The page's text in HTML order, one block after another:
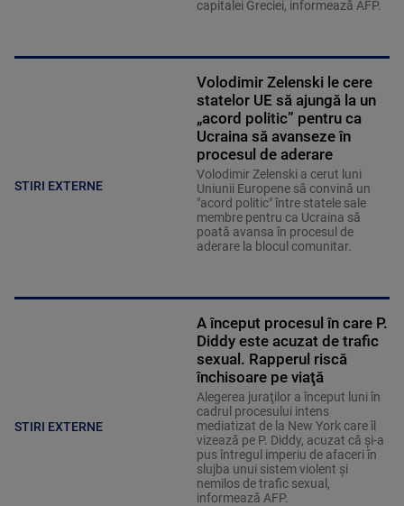
capitalei Greciei, informează AFP.
STIRI EXTERNE
Volodimir Zelenski le cere
statelor UE să ajungă la un
„acord politic” pentru ca
Ucraina să avanseze în
procesul de aderare
Volodimir Zelenski a cerut luni
Uniunii Europene să convină un
"acord politic" între statele sale
membre pentru ca Ucraina să
poată avansa în procesul de
aderare la blocul comunitar.
STIRI EXTERNE
A început procesul în care P.
Diddy este acuzat de trafic
sexual. Rapperul riscă
închisoare pe viaţă
Alegerea juraţilor a început luni în
cadrul procesului intens
mediatizat de la New York care îl
vizează pe P. Diddy, acuzat că şi-a
pus întregul imperiu de afaceri în
slujba unui sistem violent şi
nemilos de trafic sexual,
informează AFP.